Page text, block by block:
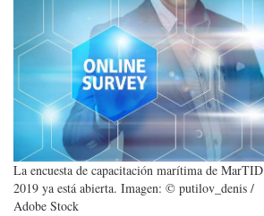
La encuesta de capacitación marítima de MarTID
2019 ya está abierta. Imagen: © putilov_denis /
Adobe Stock